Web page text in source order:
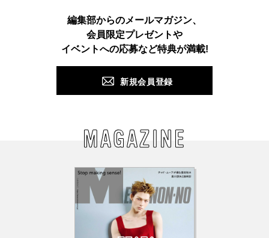
TikTok Facebook Pinterest LINE
編集部からのメールマガジン、
会員限定プレゼントや
イベントへの応募など特典が満載!
新規会員登録
MAGAZINE